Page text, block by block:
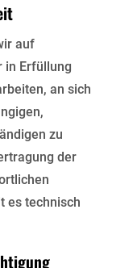
auf
in Erfüllung
an sich
zu
der
es technisch